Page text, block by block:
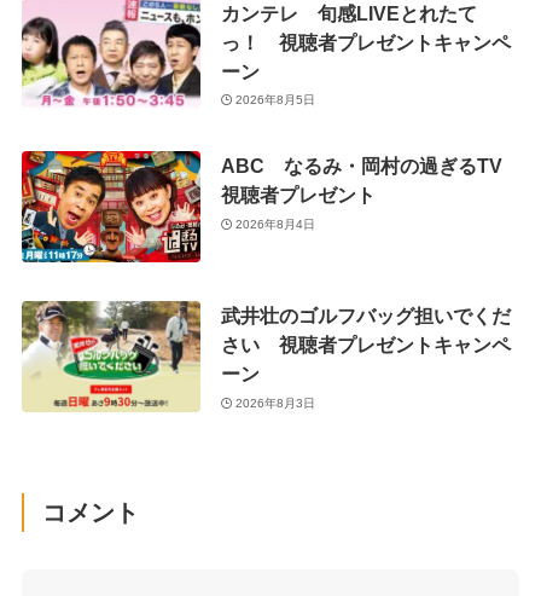
カンテレ 旬感LIVEとれたて
っ！ 視聴者プレゼントキャンペ
ーン
2026年8月5日
ABC なるみ・岡村の過ぎるTV
視聴者プレゼント
2026年8月4日
武井壮のゴルフバッグ担いでくだ
さい 視聴者プレゼントキャンペ
ーン
2026年8月3日
コメント